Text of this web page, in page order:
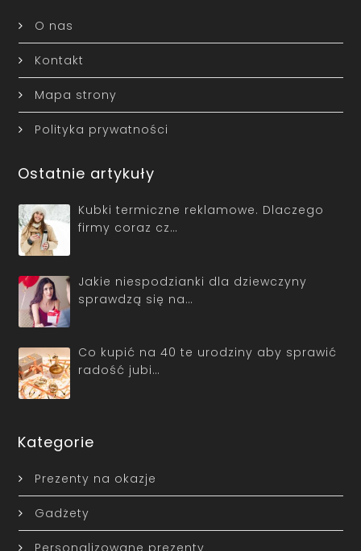
O nas
Kontakt
Mapa strony
Polityka prywatności
Ostatnie artykuły
Kubki termiczne reklamowe. Dlaczego
firmy coraz cz…
Jakie niespodzianki dla dziewczyny
sprawdzą się na…
Co kupić na 40 te urodziny aby sprawić
radość jubi…
Kategorie
Prezenty na okazje
Gadżety
Personalizowane prezenty